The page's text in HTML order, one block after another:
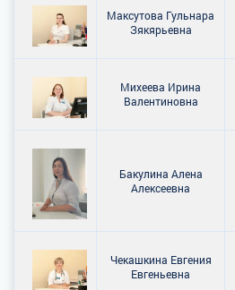
Максутова Гульнара
Зякярьевна
Михеева Ирина
Валентиновна
Бакулина Алена
Алексеевна
Чекашкина Евгения
Евгеньевна